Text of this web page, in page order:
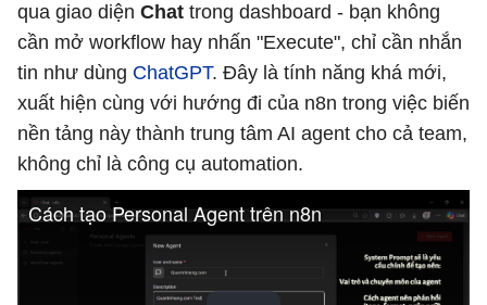
qua giao diện Chat trong dashboard - bạn không
cần mở workflow hay nhấn "Execute", chỉ cần nhắn
tin như dùng ChatGPT. Đây là tính năng khá mới,
xuất hiện cùng với hướng đi của n8n trong việc biến
nền tảng này thành trung tâm AI agent cho cả team,
không chỉ là công cụ automation.